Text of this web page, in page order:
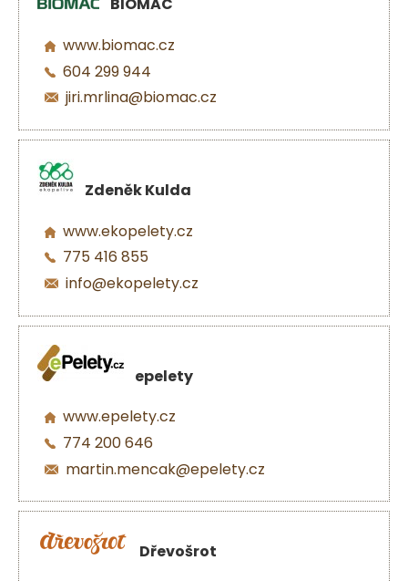
www.biomac.cz
604 299 944
jiri.mrlina@biomac.cz
Zdeněk Kulda
www.ekopelety.cz
775 416 855
info@ekopelety.cz
epelety
www.epelety.cz
774 200 646
martin.mencak@epelety.cz
Dřevošrot